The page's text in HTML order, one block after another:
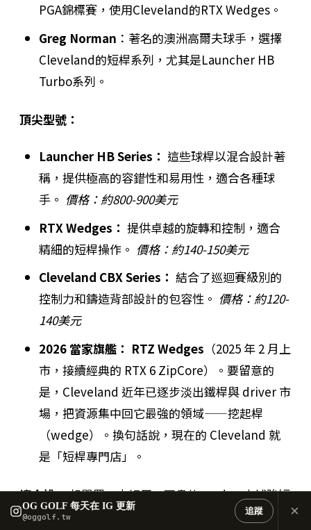
PGA錦標賽，使用Cleveland的RTX Wedges。
Greg Norman ：著名的澳洲高爾夫球手，選擇
Cleveland的短桿系列，尤其是Launcher HB
Turbo系列。
頂尖型號：
Launcher HB Series： 這些球桿以混合設計著
稱，提供極高的容錯性和易用性，適合各種球
手。 價格：約800-900美元
RTX Wedges： 提供卓越的旋轉和控制，適合
精細的短桿操作。 價格：約140-150美元
Cleveland CBX Series： 結合了巡迴賽級別的
控制力和鑄造背部設計的包容性。 價格：約120-
140美元
2026 當家旗艦： RTZ Wedges （2025 年 2 月上
市，接續經典的 RTX 6 ZipCore）。要留意的
是，Cleveland 近年已逐步淡出鐵桿與 driver 市
場，把資源集中回它最強的領域——挖起桿
（wedge）。換句話說，現在的 Cleveland 就
是「短桿專門店」。
適合誰：想單買一支好用、不貴的 wedge 來補強短
桿的所有人。不必為了一支挖起桿去追大牌全套。
OG GOLF 每天在 IG 更新
@oggolf.tw
追蹤 ×